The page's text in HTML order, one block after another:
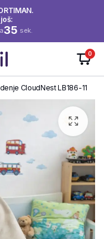
34 sek.
0
CloudNest LB186-11